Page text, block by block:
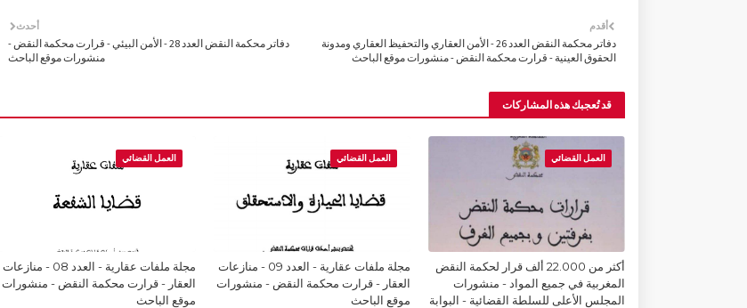
أحدث
دفاتر محكمة النقض العدد 28 - الأمن البيئي - قرارت محكمة النقض -
منشورات موقع الباحث
أقدم
دفاتر محكمة النقض العدد 26 - الأمن العقاري والتحفيظ العقاري ومدونة
الحقوق العينية - قرارت محكمة النقض - منشورات موقع الباحث
قد تُعجبك هذه المشاركات
العمل القضائي
أكثر من 22.000 ألف قرار لحكمة النقض
المغربية في جميع المواد - منشورات
المجلس الأعلى للسلطة القضائية - البوابة
العمل القضائي
مجلة ملفات عقارية - العدد 09 - منازعات
العقار - قرارت محكمة النقض - منشورات
موقع الباحث
العمل القضائي
مجلة ملفات عقارية - العدد 08 - منازعات
العقار - قرارت محكمة النقض - منشورات
موقع الباحث